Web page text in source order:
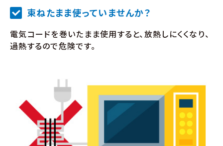
束ねたまま使っていませんか？
電気コードを巻いたまま使用すると、放熱しにくくなり、
過熱するので危険です。